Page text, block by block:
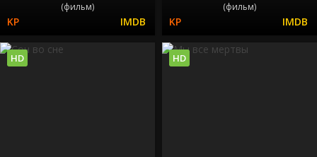
(фильм) (фильм)
HD HD